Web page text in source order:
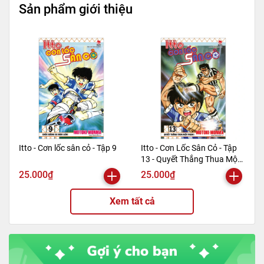
Tên NCC
Minh Long
Kích thước bao bì20.5 x 14.5 x 3.7 cm
Trọng lượng
720
Số trang
776
Hình thức
Bìa mềm
Sản phẩm giới thiệu
Itto - Cơn lốc sân cỏ - Tập 9
25.000₫
Itto - Cơn Lốc Sân Cỏ - Tập
13 - Quyết Thắng Thua Một
Phen!! (Tái Bản 2024)
25.000₫
Xem tất cả